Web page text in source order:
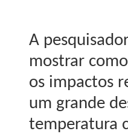
A
mostrar
os impactos
um grande
temperatura